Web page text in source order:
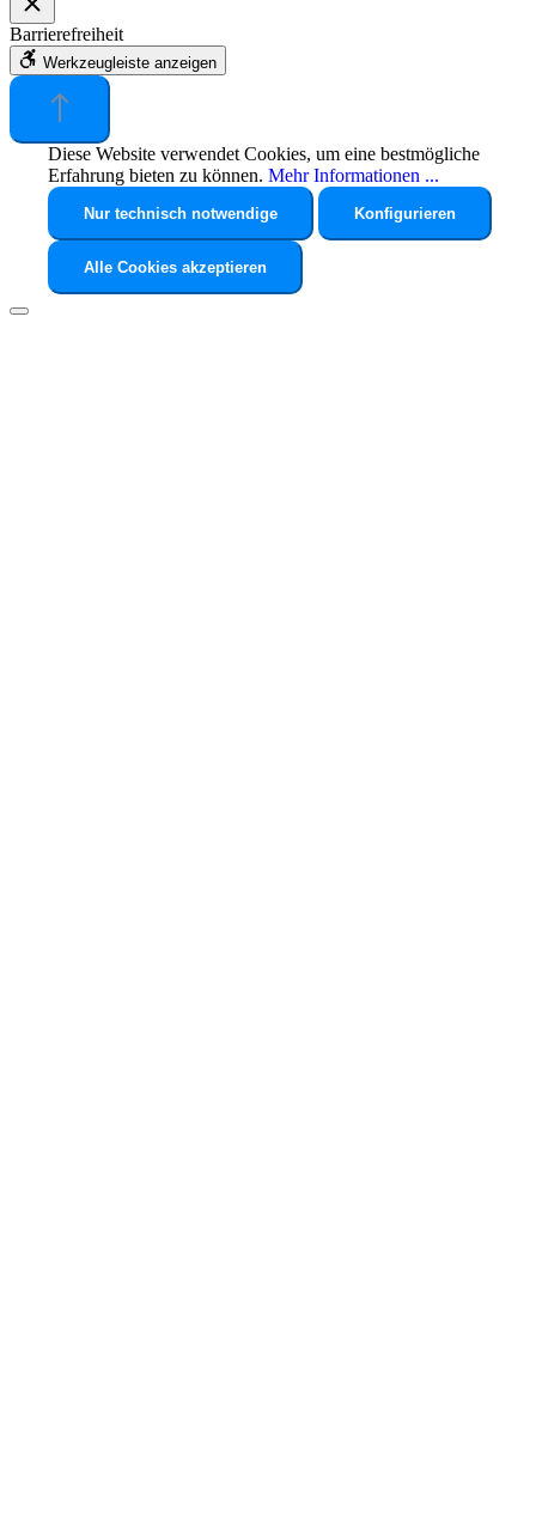
Barrierefreiheit
Werkzeugleiste anzeigen
Diese Website verwendet Cookies, um eine bestmögliche
Erfahrung bieten zu können. Mehr Informationen ...
Nur technisch notwendige Konfigurieren
Alle Cookies akzeptieren